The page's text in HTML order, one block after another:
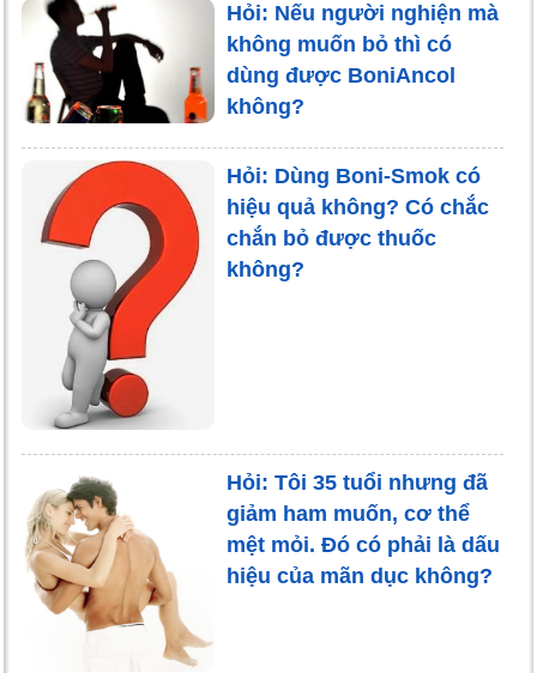
Hỏi: Nếu người nghiện mà
không muốn bỏ thì có
dùng được BoniAncol
không?
Hỏi: Dùng Boni-Smok có
hiệu quả không? Có chắc
chắn bỏ được thuốc
không?
Hỏi: Tôi 35 tuổi nhưng đã
giảm ham muốn, cơ thể
mệt mỏi. Đó có phải là dấu
hiệu của mãn dục không?